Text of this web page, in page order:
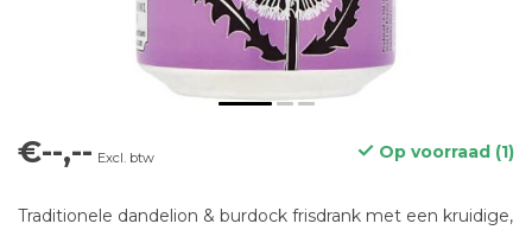
€--,-- Excl. btw Op voorraad (1)
Traditionele dandelion & burdock frisdrank met een kruidige,